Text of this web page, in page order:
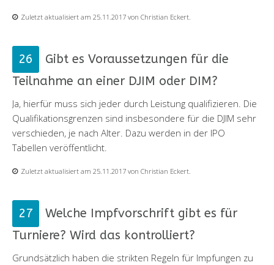
Zuletzt aktualisiert am 25.11.2017 von Christian Eckert.
Gibt es Voraussetzungen für die
Teilnahme an einer DJIM oder DIM?
Ja, hierfür muss sich jeder durch Leistung qualifizieren. Die
Qualifikationsgrenzen sind insbesondere für die DJIM sehr
verschieden, je nach Alter. Dazu werden in der IPO
Tabellen veröffentlicht.
Zuletzt aktualisiert am 25.11.2017 von Christian Eckert.
Welche Impfvorschrift gibt es für
Turniere? Wird das kontrolliert?
Grundsätzlich haben die strikten Regeln für Impfungen zu